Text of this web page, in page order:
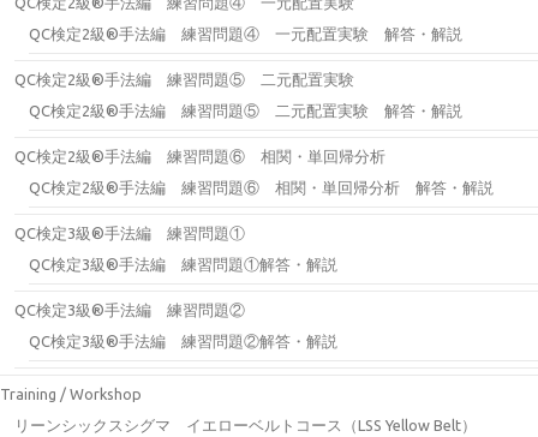
QC検定2級®手法編 練習問題④ 一元配置実験 解答・解説
QC検定2級®手法編 練習問題⑤ 二元配置実験
QC検定2級®手法編 練習問題⑤ 二元配置実験 解答・解説
QC検定2級®手法編 練習問題⑥ 相関・単回帰分析
QC検定2級®手法編 練習問題⑥ 相関・単回帰分析 解答・解説
QC検定3級®手法編 練習問題①
QC検定3級®手法編 練習問題①解答・解説
QC検定3級®手法編 練習問題②
QC検定3級®手法編 練習問題②解答・解説
Training / Workshop
リーンシックスシグマ イエローベルトコース（LSS Yellow Belt）